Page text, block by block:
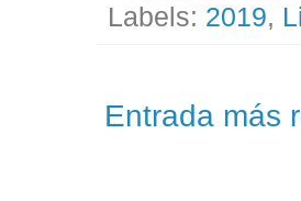
Labels: 2019,
Entrada más